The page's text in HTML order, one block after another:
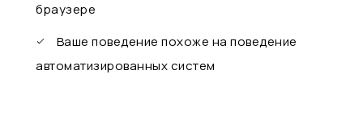
браузере
Ваше поведение похоже на поведение
автоматизированных систем